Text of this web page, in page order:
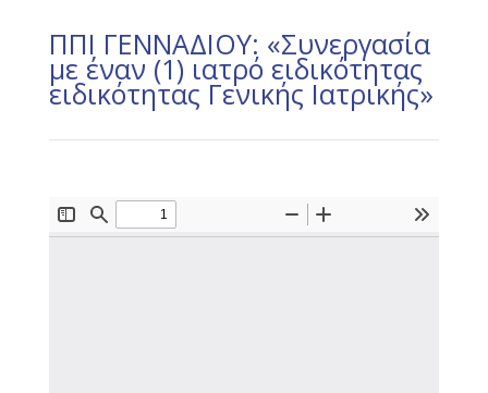
ΠΠΙ ΓΕΝΝΑΔΙΟΥ: «Συνεργασία
με έναν (1) ιατρό ειδικότητας
ειδικότητας Γενικής Ιατρικής»